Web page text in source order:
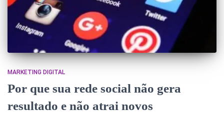
MARKETING DIGITAL
Por que sua rede social não gera
resultado e não atrai novos